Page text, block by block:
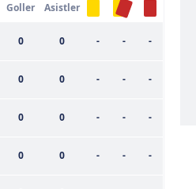
Goller Asistler
0 0 - - -
0 0 - - -
0 0 - - -
0 0 - - -